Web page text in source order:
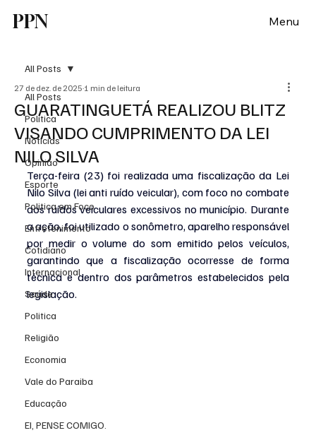
PPN Menu
All Posts
Política
Notícias
Opinião
Esporte
Politica em Foco
Entretenimento
Cotidiano
Internacional
Saúde
Politica
Religião
Economia
Vale do Paraiba
Educação
EI, PENSE COMIGO.
All Posts
GUARATINGUETÁ REALIZOU BLITZ
VISANDO CUMPRIMENTO DA LEI
NILO SILVA
27 de dez. de 2025 1 min de leitura
Terça-feira (23) foi realizada uma fiscalização da Lei
Nilo Silva (lei anti ruído veicular), com foco no combate
aos ruídos veiculares excessivos no município. Durante
a ação, foi utilizado o sonômetro, aparelho responsável
por medir o volume do som emitido pelos veículos,
garantindo que a fiscalização ocorresse de forma
técnica e dentro dos parâmetros estabelecidos pela
legislação.